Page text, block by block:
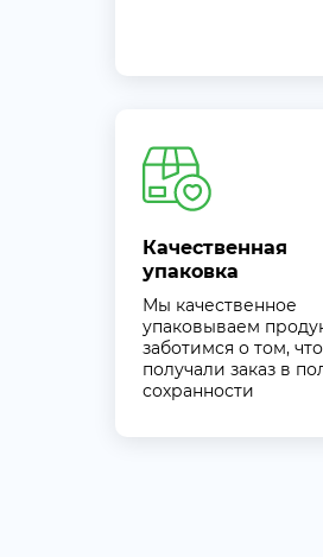
Качественная
упаковка
Мы качественное
упаковываем
заботимся о том,
получали заказ в
сохранности